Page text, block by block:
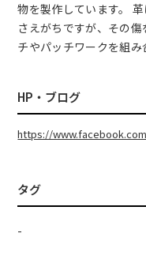
物を製作しています。
さえがちですが、その
チやパッチワークを組み
HP・ブログ
https://
タグ
-